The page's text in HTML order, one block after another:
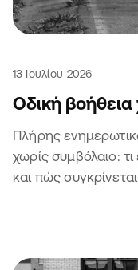
13 Ιουλίου 2026
Οδική βοήθεια
Πλήρης
χωρίς συμβόλαιο:
και πώς